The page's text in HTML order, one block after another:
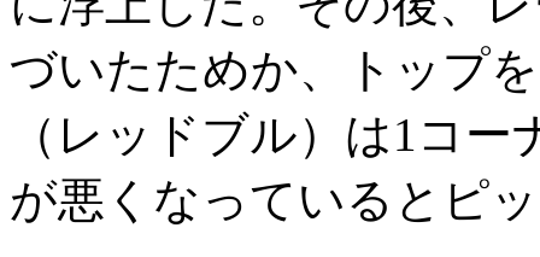
づいたためか、トップ
（レッドブル）は1コ
が悪くなっているとピ